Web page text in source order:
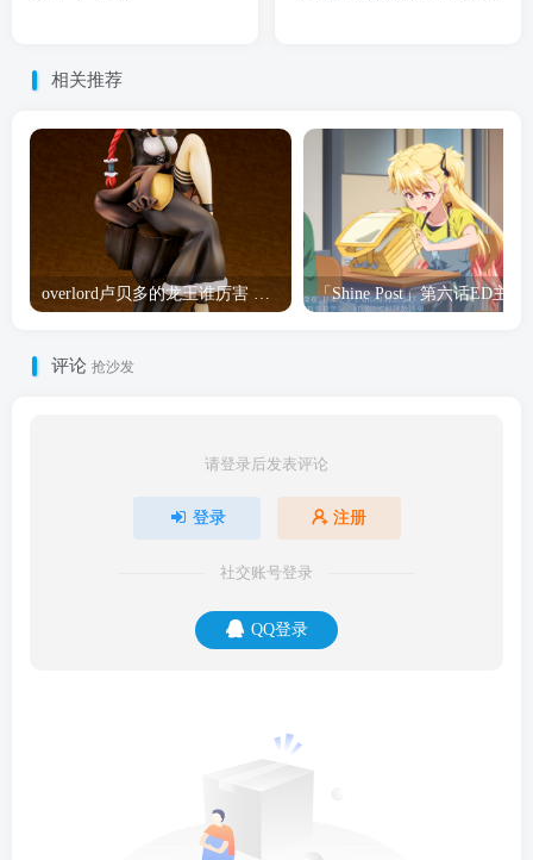
相关推荐
overlord卢贝多的龙王谁厉害 「Overlord」露普斯蕾琪娜·贝塔手办开订
评论 抢沙发
请登录后发表评论
登录 注册
社交账号登录
QQ登录